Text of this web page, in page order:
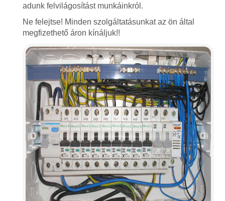
adunk felvilágosítást munkáinkról.
Ne felejtse! Minden szolgáltatásunkat az ön által
megfizethető áron kínáljuk!!